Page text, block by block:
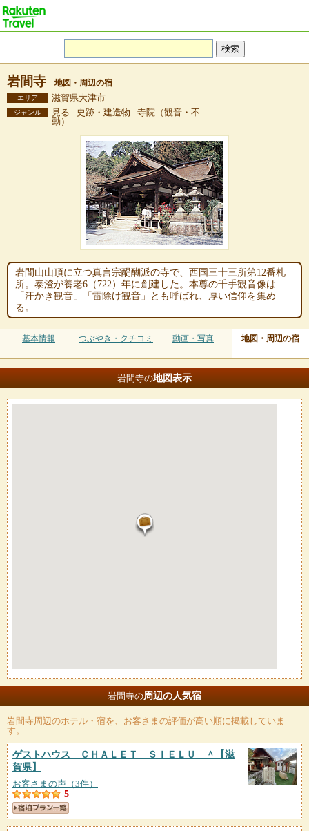
岩間寺 地図・周辺の宿
エリア 滋賀県大津市
ジャンル
見る - 史跡・建造物 - 寺院（観音・不
動）
岩間山山頂に立つ真言宗醍醐派の寺で、西国三十三所第12番札
所。泰澄が養老6（722）年に創建した。本尊の千手観音像は
「汗かき観音」「雷除け観音」とも呼ばれ、厚い信仰を集め
る。
基本情報 つぶやき・クチコミ 動画・写真 地図・周辺の宿
岩間寺の地図表示
岩間寺の周辺の人気宿
岩間寺周辺のホテル・宿を、お客さまの評価が高い順に掲載していま
す。
ゲストハウス ＣＨＡＬＥＴ ＳＩＥＬＵ ＾
【滋
賀県】
お客さまの声（3件）
5